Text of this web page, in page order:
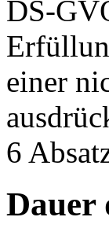
DS-
einer
6
Dauer